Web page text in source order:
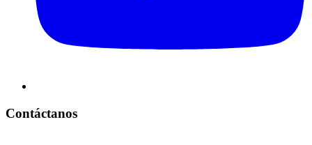
Contáctanos